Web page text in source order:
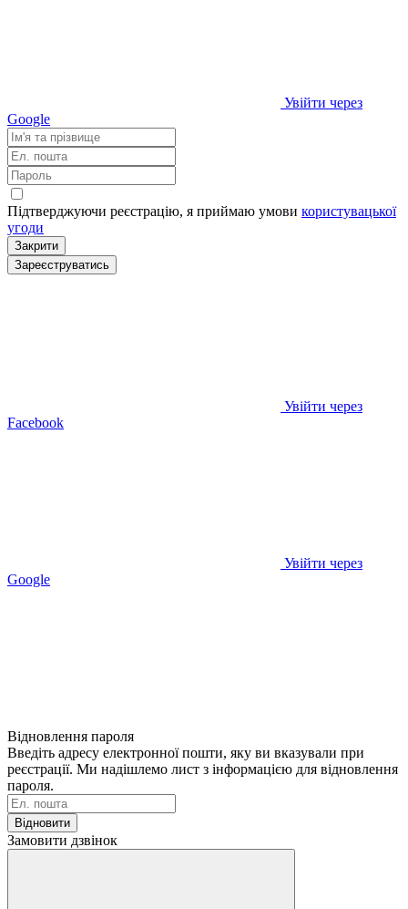
Увійти через
Google
Підтверджуючи реєстрацію, я приймаю умови користувацької
угоди
Закрити
Зареєструватись
Увійти через
Facebook
Увійти через
Google
Відновлення пароля
Введіть адресу електронної пошти, яку ви вказували при
реєстрації. Ми надішлемо лист з інформацією для відновлення
пароля.
Відновити
Замовити дзвінок